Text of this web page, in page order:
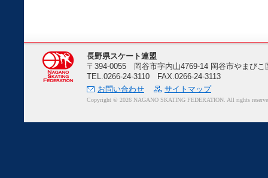
長野県スケート連盟
〒394-0055 岡谷市字内山4769-14 岡谷市やまびこ
TEL.0266-24-3110 FAX.0266-24-3113
お問い合わせ
サイトマップ
Copyright © 2026 NAGANO SKATING FEDERATION. All rights